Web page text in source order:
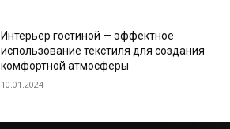
Интерьер гостиной — эффектное
использование текстиля для создания
комфортной атмосферы
10.01.2024